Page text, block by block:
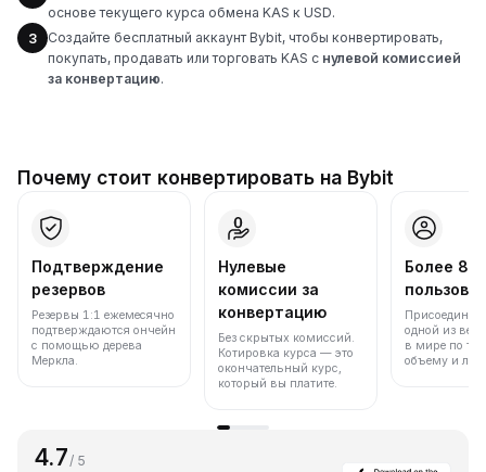
основе текущего курса обмена KAS к USD.
3
Создайте бесплатный аккаунт Bybit, чтобы конвертировать,
покупать, продавать или торговать KAS с нулевой комиссией
за конвертацию.
Почему стоит конвертировать на Bybit
Подтверждение
резервов
Резервы 1:1 ежемесячно
подтверждаются ончейн
с помощью дерева
Меркла.
Нулевые
комиссии за
конвертацию
Без скрытых комиссий.
Котировка курса — это
окончательный курс,
который вы платите.
Более 86
одной из
в мире по
объему и
4.7 / 5